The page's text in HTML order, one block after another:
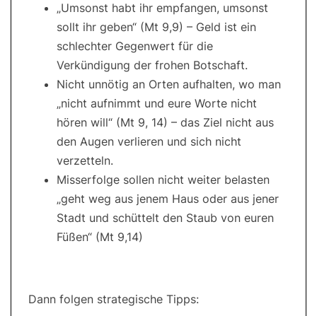
„Umsonst habt ihr empfangen, umsonst
sollt ihr geben“ (Mt 9,9) – Geld ist ein
schlechter Gegenwert für die
Verkündigung der frohen Botschaft.
Nicht unnötig an Orten aufhalten, wo man
„nicht aufnimmt und eure Worte nicht
hören will“ (Mt 9, 14) – das Ziel nicht aus
den Augen verlieren und sich nicht
verzetteln.
Misserfolge sollen nicht weiter belasten
„geht weg aus jenem Haus oder aus jener
Stadt und schüttelt den Staub von euren
Füßen“ (Mt 9,14)
Dann folgen strategische Tipps: